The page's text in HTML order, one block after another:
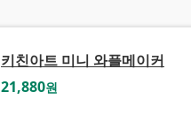
키친아트 미니 와플메이커
21,880원